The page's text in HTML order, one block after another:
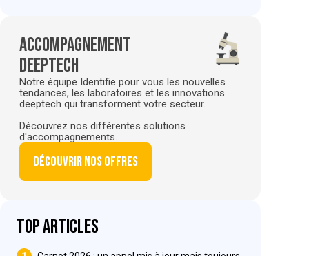
Accompagnement
deeptech
Notre équipe Identifie pour vous les nouvelles
tendances, les laboratoires et les innovations
deeptech qui transforment votre secteur.
Découvrez nos différentes solutions
d'accompagnements.
Découvrir nos offres
Top articles